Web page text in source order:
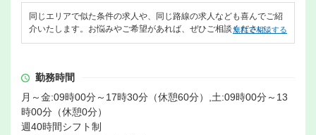
同じエリアで似た条件の求人や、同じ路線の求人なども喜んでご紹
介いたします。お悩みやご希望があれば、ぜひご相談ください。
無料で相談する
勤務時間
月～金:09時00分～17時30分（休憩60分）,土:09時00分～13
時00分（休憩0分）
週40時間シフト制